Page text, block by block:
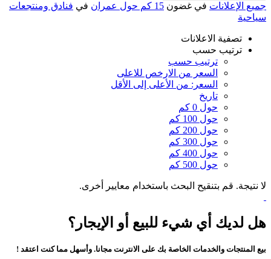
جميع الإعلانات في غضون 15 كم حول عمران في فنادق ومنتجعات
سياحية
تصفية الاعلانات
ترتيب حسب
ترتيب حسب
السعر من الارخص للاعلى
السعر: من الأعلى إلى الأقل
تاريخ
حول 0 كم
حول 100 كم
حول 200 كم
حول 300 كم
حول 400 كم
حول 500 كم
لا نتيجة. قم بتنقيح البحث باستخدام معايير أخرى.
هل لديك أي شيء للبيع أو الإيجار؟
بيع المنتجات والخدمات الخاصة بك على الانترنت مجانا. وأسهل مما كنت اعتقد !